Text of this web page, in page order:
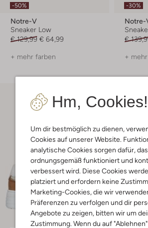
Hm, Cookies!
Um dir bestmöglich zu dienen,
Cookies auf unserer Website.
analytische Cookies sorgen dafür,
ordnungsgemäß funktioniert und
verbessert wird. Diese Cookies
platziert und erfordern keine
Marketing-Cookies, die wir
Präferenzen zu verfolgen und dir
Angebote zu zeigen, bitten wir um
Zustimmung. Wenn du auf
-50%
Notre-V
Sneaker Low
€ 129,99 € 64,99
+ mehr farben
-30%
Notre-
€
+